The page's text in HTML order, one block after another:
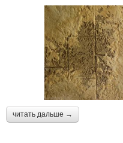
читать дальше →